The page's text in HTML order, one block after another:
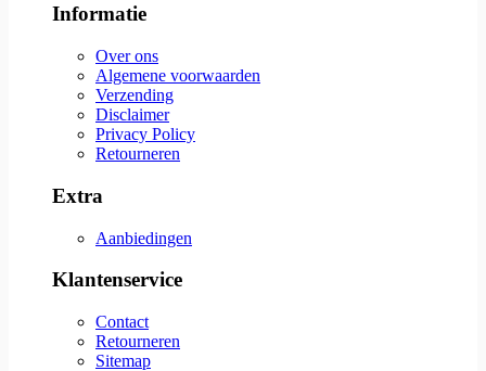
Informatie
Over ons
Algemene voorwaarden
Verzending
Disclaimer
Privacy Policy
Retourneren
Extra
Aanbiedingen
Klantenservice
Contact
Retourneren
Sitemap